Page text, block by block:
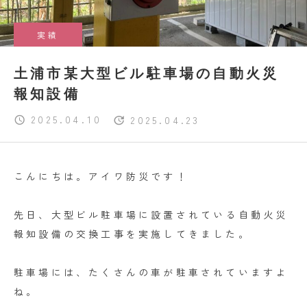
実績
土浦市某大型ビル駐車場の自動火災
報知設備
2025.04.10 2025.04.23
こんにちは。アイワ防災です！
先日、大型ビル駐車場に設置されている自動火災
報知設備の交換工事を実施してきました。
駐車場には、たくさんの車が駐車されていますよ
ね。